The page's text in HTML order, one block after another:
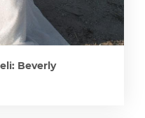
Beverly